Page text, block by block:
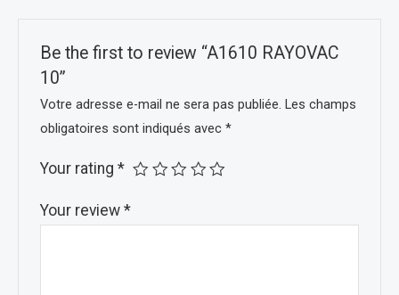
Be the first to review “A1610 RAYOVAC
10”
Votre adresse e-mail ne sera pas publiée. Les champs
obligatoires sont indiqués avec*
Your rating*
Your review*